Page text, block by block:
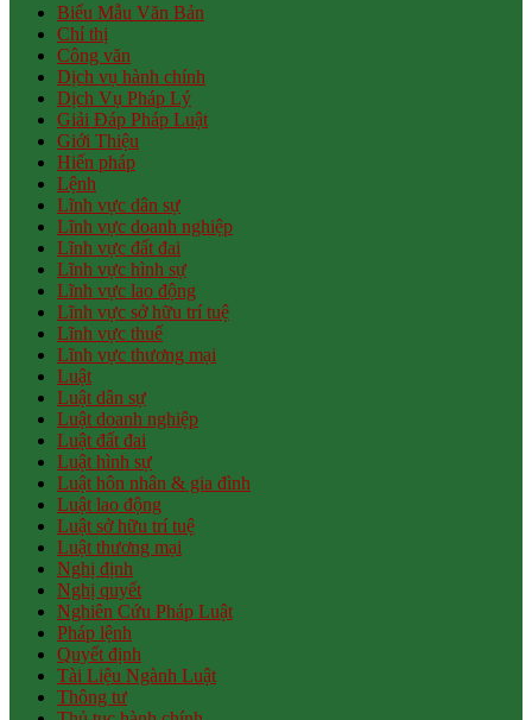
Biểu Mẫu Văn Bản
Chỉ thị
Công văn
Dịch vụ hành chính
Dịch Vụ Pháp Lý
Giải Đáp Pháp Luật
Giới Thiệu
Hiến pháp
Lệnh
Lĩnh vực dân sự
Lĩnh vực doanh nghiệp
Lĩnh vực đất đai
Lĩnh vực hình sự
Lĩnh vực lao động
Lĩnh vực sở hữu trí tuệ
Lĩnh vực thuế
Lĩnh vực thương mại
Luật
Luật dân sự
Luật doanh nghiệp
Luật đất đai
Luật hình sự
Luật hôn nhân & gia đình
Luật lao động
Luật sở hữu trí tuệ
Luật thương mại
Nghị định
Nghị quyết
Nghiên Cứu Pháp Luật
Pháp lệnh
Quyết định
Tài Liệu Ngành Luật
Thông tư